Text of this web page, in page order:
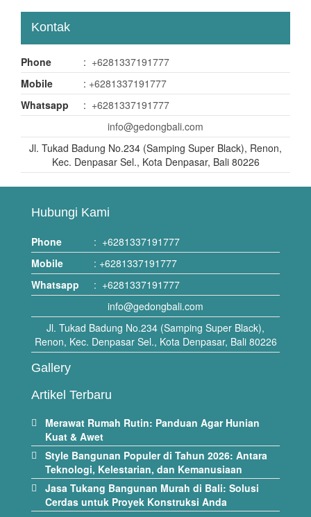
Kontak
Phone : +6281337191777
Mobile
: +6281337191777
Whatsapp
: +6281337191777
info@gedongbali.com
Jl. Tukad Badung No.234 (Samping Super Black), Renon,
Kec. Denpasar Sel., Kota Denpasar, Bali 80226
Hubungi Kami
Phone : +6281337191777
Mobile
: +6281337191777
Whatsapp
: +6281337191777
info@gedongbali.com
Jl. Tukad Badung No.234 (Samping Super Black),
Renon, Kec. Denpasar Sel., Kota Denpasar, Bali 80226
Gallery
Artikel Terbaru
Merawat Rumah Rutin: Panduan Agar Hunian
Kuat & Awet
Style Bangunan Populer di Tahun 2026: Antara
Teknologi, Kelestarian, dan Kemanusiaan
Jasa Tukang Bangunan Murah di Bali: Solusi
Cerdas untuk Proyek Konstruksi Anda